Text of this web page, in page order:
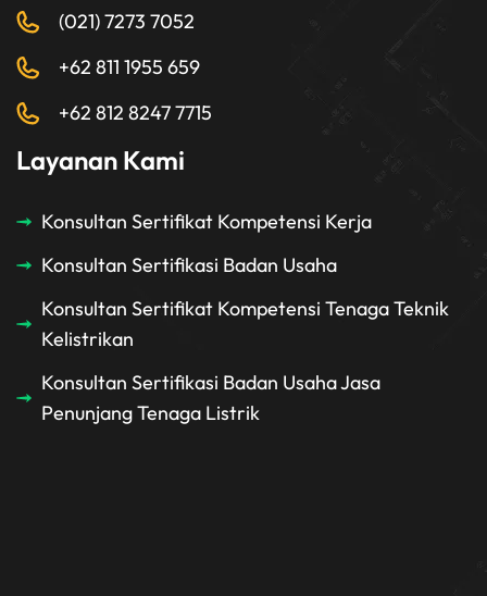
(021) 7273 7052
+62 811 1955 659
+62 812 8247 7715
Layanan Kami
Konsultan Sertifikat Kompetensi Kerja
Konsultan Sertifikasi Badan Usaha
Konsultan Sertifikat Kompetensi Tenaga Teknik
Kelistrikan
Konsultan Sertifikasi Badan Usaha Jasa
Penunjang Tenaga Listrik